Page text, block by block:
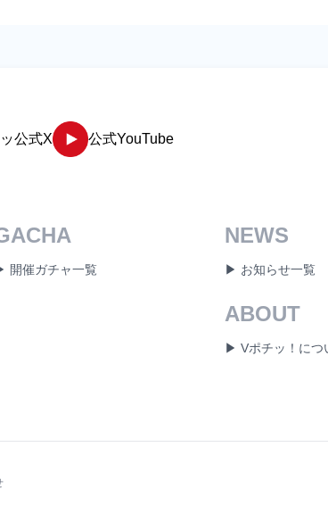
公式X 公式YouTube
開催ガチャ一覧
NEWS
▶ お知らせ一覧
ABOUT
▶ Vポチッ！につ